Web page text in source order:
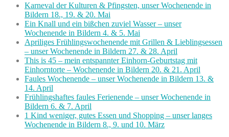
Karneval der Kulturen & Pfingsten, unser Wochenende in
Bildern 18., 19. & 20. Mai
Ein Knall und ein bißchen zuviel Wasser – unser
Wochenende in Bildern 4. & 5. Mai
Apriliges Frühlingswochenende mit Grillen & Lieblingsessen
– unser Wochenende in Bildern 27. & 28. April
This is 45 – mein entspannter Einhorn-Geburtstag mit
Einhorntorte – Wochenende in Bildern 20. & 21. April
Faules Wochenende – unser Wochenende in Bildern 13. &
14. April
Frühlingshaftes faules Ferienende – unser Wochenende in
Bildern 6. & 7. April
1 Kind weniger, gutes Essen und Shopping – unser langes
Wochenende in Bildern 8., 9. und 10. März